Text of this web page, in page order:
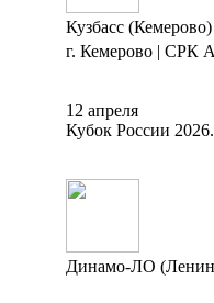
Кузбасс (Кемерово)
г. Кемерово | СРК
12 апреля
Кубок России
Динамо-ЛО